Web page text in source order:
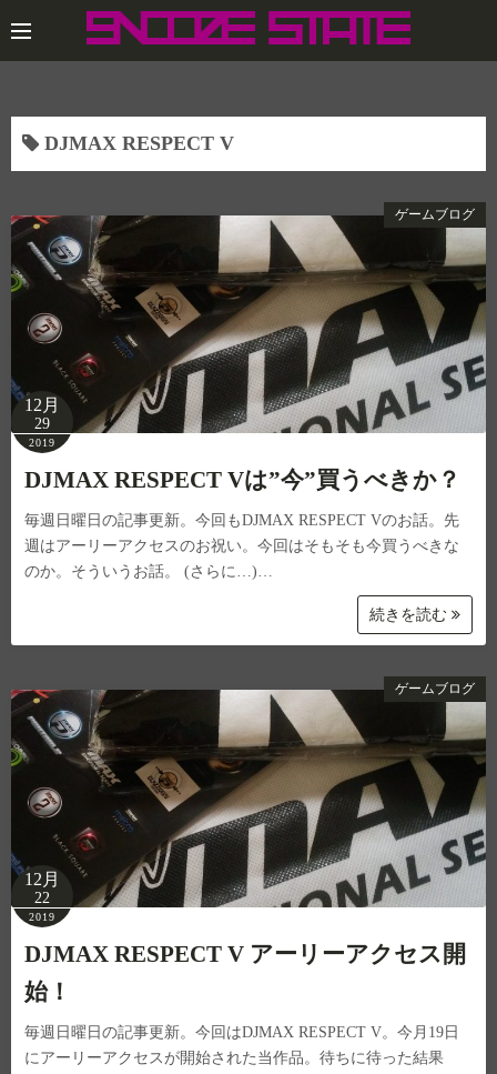
ン
キ
ッ
プ
DJMAX RESPECT V
ゲームブログ
12月
29
2019
DJMAX RESPECT Vは”今”買うべきか？
毎週日曜日の記事更新。今回もDJMAX RESPECT Vのお話。先
週はアーリーアクセスのお祝い。今回はそもそも今買うべきな
のか。そういうお話。 (さらに…)…
続きを読む
ゲームブログ
12月
22
2019
DJMAX RESPECT V アーリーアクセス開
始！
毎週日曜日の記事更新。今回はDJMAX RESPECT V。今月19日
にアーリーアクセスが開始された当作品。待ちに待った結果